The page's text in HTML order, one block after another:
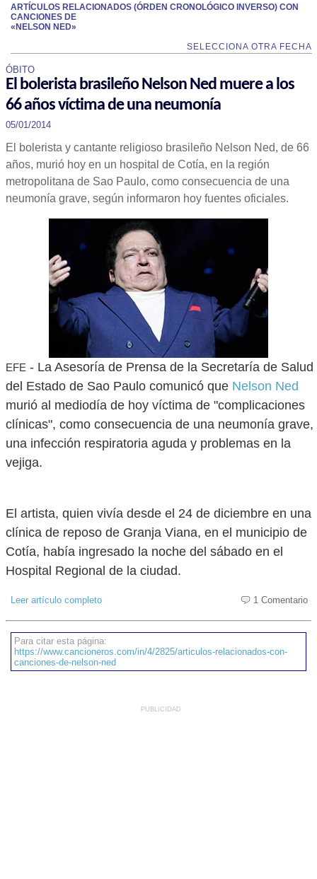
ARTÍCULOS RELACIONADOS (ÓRDEN CRONOLÓGICO INVERSO) CON
CANCIONES DE
«NELSON NED»
SELECCIONA OTRA FECHA
ÓBITO
El bolerista brasileño Nelson Ned muere a los
66 años víctima de una neumonía
05/01/2014
El bolerista y cantante religioso brasileño Nelson Ned, de 66
años, murió hoy en un hospital de Cotía, en la región
metropolitana de Sao Paulo, como consecuencia de una
neumonía grave, según informaron hoy fuentes oficiales.
EFE - La Asesoría de Prensa de la Secretaría de Salud
del Estado de Sao Paulo comunicó que Nelson Ned
murió al mediodía de hoy víctima de "complicaciones
clínicas", como consecuencia de una neumonía grave,
una infección respiratoria aguda y problemas en la
vejiga.
El artista, quien vivía desde el 24 de diciembre en una
clínica de reposo de Granja Viana, en el municipio de
Cotía, había ingresado la noche del sábado en el
Hospital Regional de la ciudad.
Leer artículo completo 1 Comentario
Para citar esta página:
https://www.cancioneros.com/in/4/2825/articulos-relacionados-con-
canciones-de-nelson-ned
PUBLICIDAD